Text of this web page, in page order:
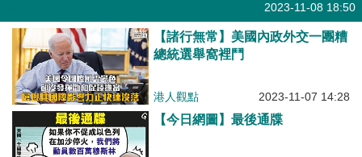
2023-11-08 18:50
【諸行無常】美國內政外交一團糟
總統選舉窩裡鬥
港人觀點 2023-11-07 14:28
【今日網圖】最後通牒